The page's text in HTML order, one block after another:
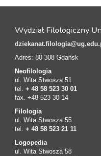
Wydział Filologiczny
Adres: 80-308 Gdańsk
Neofilologia
ul. Wita Stwosza 51
tel. + 48 58 523 30 01
fax. +48 523 30 14
Filologia
ul. Wita Stwosza 55
tel. + 48 58 523 21 11
Logopedia
ul. Wita Stwosza 58